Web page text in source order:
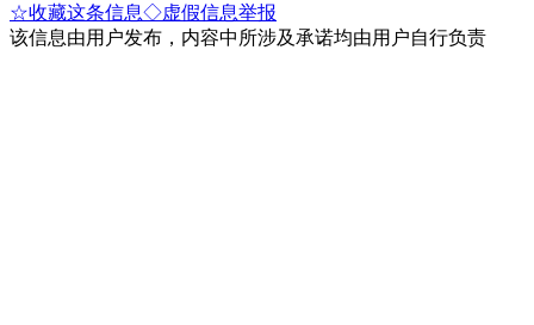
☆收藏这条信息◇虚假信息举报
该信息由用户发布，内容中所涉及承诺均由用户自行负责